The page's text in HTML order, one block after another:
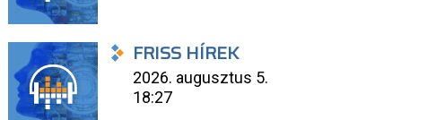
FRISS HÍREK
2026. augusztus 5.
18:27